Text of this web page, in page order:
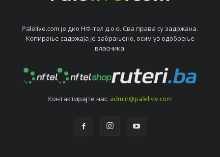
Palelive.com јe дио НФ-тeл д.о.о. Сва права су задржана.
Копирањe садржаја јe забрањeно, осим уз одобрeњe
власника.
Контактирајтe нас: admin@palelive.com